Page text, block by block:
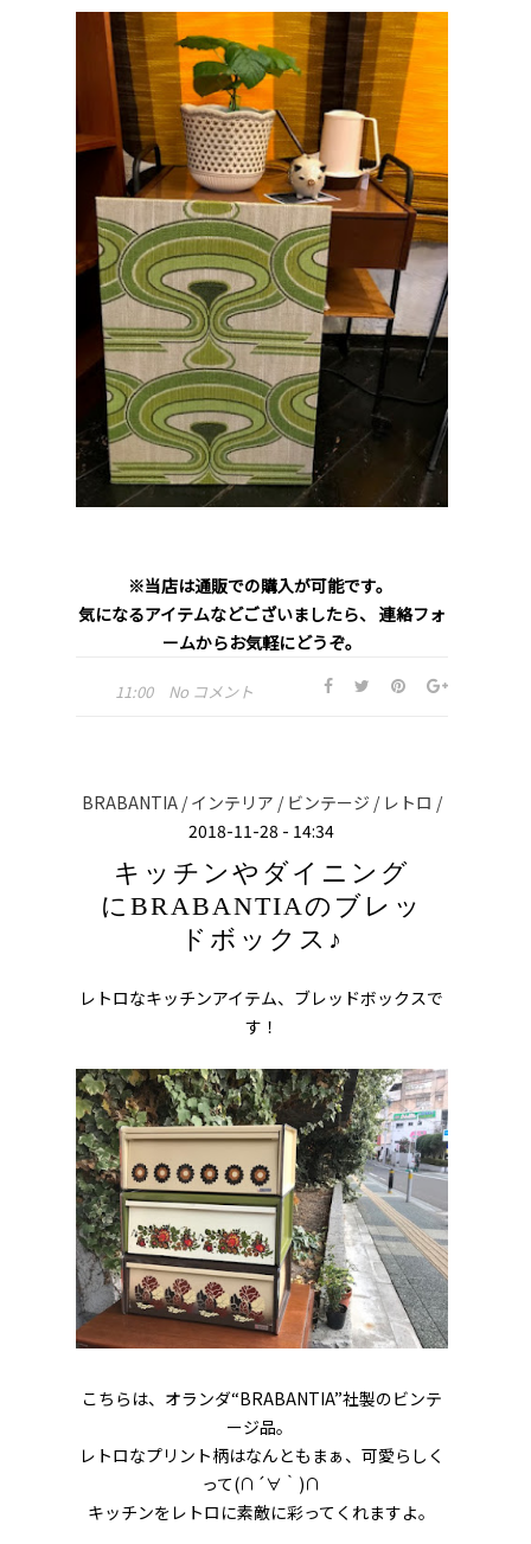
※当店は通販での購入が可能です。
気になるアイテムなどございましたら、 連絡フォ
ームからお気軽にどうぞ。
11:00 No コメント
BRABANTIA /インテリア / ビンテージ / レトロ /
2018-11-28 - 14:34
キッチンやダイニング
にBRABANTIAのブレッ
ドボックス♪
レトロなキッチンアイテム、ブレッドボックスで
す！
こちらは、オランダ“BRABANTIA”社製のビンテ
ージ品。
レトロなプリント柄はなんともまぁ、可愛らしく
って(∩´∀｀)∩
キッチンをレトロに素敵に彩ってくれますよ。